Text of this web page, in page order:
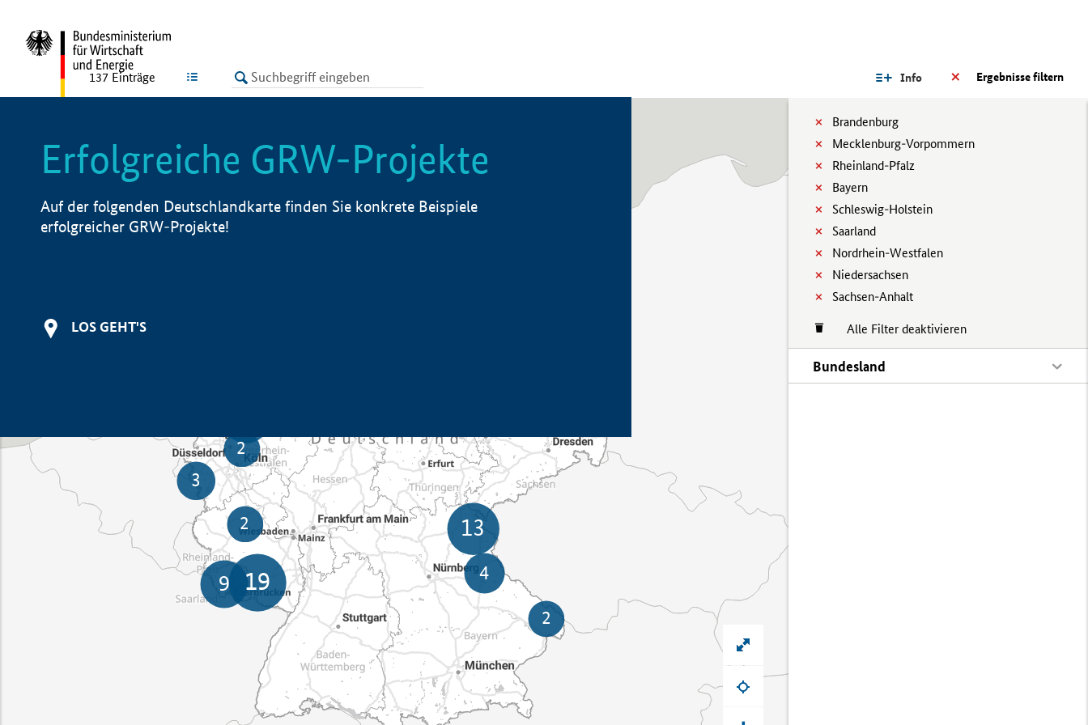
LISTE Ergebnisse filtern
Info
Brandenburg
Mecklenburg-Vorpommern
Rheinland-Pfalz
Bayern
Schleswig-Holstein
Saarland
Nordrhein-Westfalen
Niedersachsen
Sachsen-Anhalt
Alle Filter deaktivieren
Bundesland
137 Einträge
Erfolgreiche GRW-Projekte
Auf der folgenden Deutschlandkarte finden Sie konkrete Beispiele
erfolgreicher GRW-Projekte!
LOS GEHT'S